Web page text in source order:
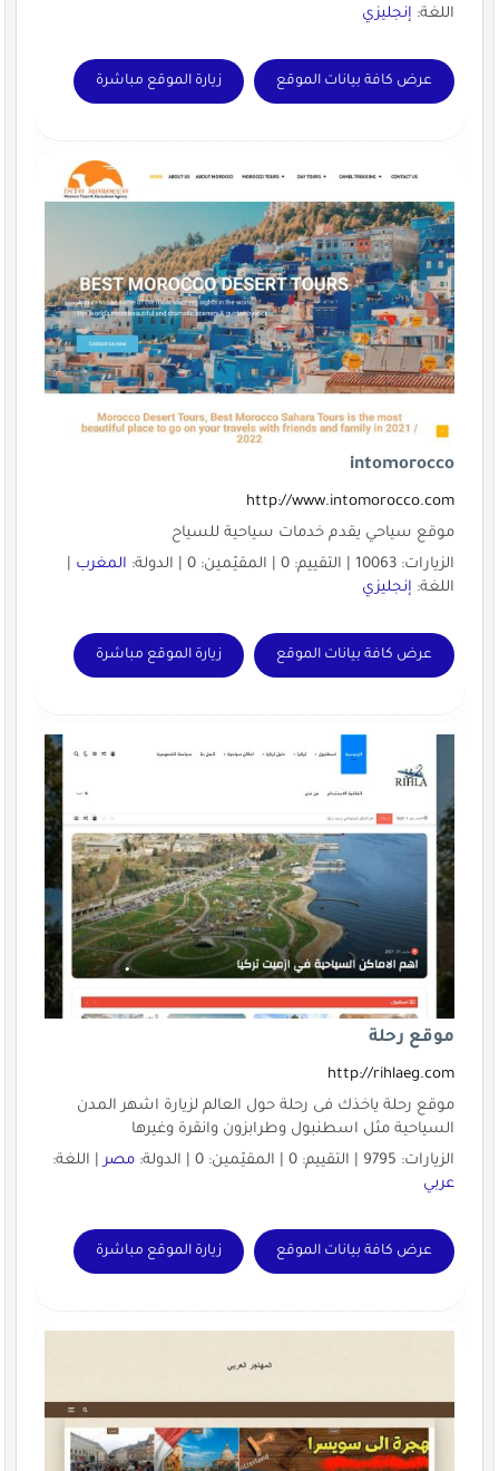
اللغة: إنجليزي
عرض كافة بيانات الموقع زيارة الموقع مباشرة
intomorocco
http://www.intomorocco.com
موقع سياحي يقدم خدمات سياحية للسياح
الزيارات: 10063 | التقييم: 0 | المقيّمين: 0 | الدولة:
المغرب|
اللغة: إنجليزي
عرض كافة بيانات الموقع زيارة الموقع مباشرة
موقع رحلة
http://rihlaeg.com
موقع رحلة ياخذك فى رحلة حول العالم لزيارة اشهر المدن
السياحية مثل اسطنبول وطرابزون وانقرة وغيرها
الزيارات: 9795 | التقييم: 0 | المقيّمين: 0 | الدولة:
مصر| اللغة:
عربي
عرض كافة بيانات الموقع زيارة الموقع مباشرة